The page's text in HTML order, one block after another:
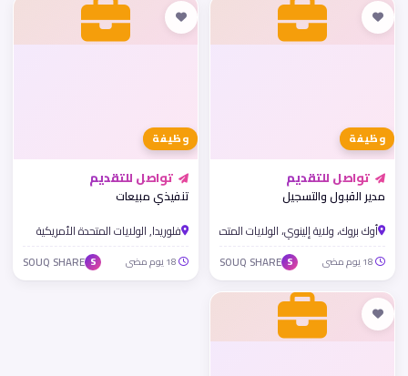
وظيفة
تواصل للتقديم
مدير القبول والتسجيل
أوك بروك، ولاية إلينوي، الولايات المتحدة الأمريكية
S
SOUQ SHARE
وظيفة
تواصل للتقديم
تنفيذي مبيعات
فلوريدا, الولايات المتحدة الأمريكية
S
SOUQ SHARE